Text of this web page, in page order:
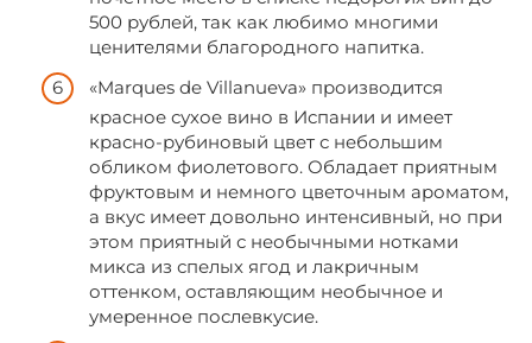
500 рублей, так как любимо многими
ценителями благородного напитка.
«Marques de Villanueva» производится
красное сухое вино в Испании и имеет
красно-рубиновый цвет с небольшим
обликом фиолетового. Обладает приятным
фруктовым и немного цветочным ароматом,
а вкус имеет довольно интенсивный, но при
этом приятный с необычными нотками
микса из спелых ягод и лакричным
оттенком, оставляющим необычное и
умеренное послевкусие.